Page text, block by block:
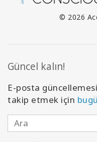
© 2026
Güncel kalın!
E-posta
takip etmek için